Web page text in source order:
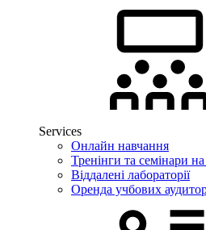
Services
Онлайн навчання
Тренінги та семінари
Віддалені лабораторії
Оренда учбових